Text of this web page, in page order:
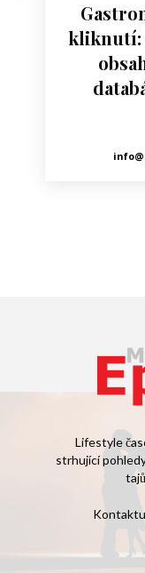
kliknutí:
Lifestyle
strhující